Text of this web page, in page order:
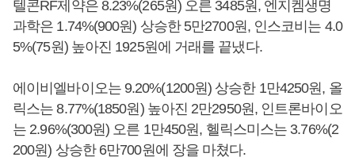
텔콘RF제약은 8.23%(265원) 오른 3485원, 엔지켐생명
과학은 1.74%(900원) 상승한 5만2700원, 인스코비는 4.0
5%(75원) 높아진 1925원에 거래를 끝냈다.
에이비엘바이오는 9.20%(1200원) 상승한 1만4250원, 올
릭스는 8.77%(1850원) 높아진 2만2950원, 인트론바이오
는 2.96%(300원) 오른 1만450원, 헬릭스미스는 3.76%(2
200원) 상승한 6만700원에 장을 마쳤다.